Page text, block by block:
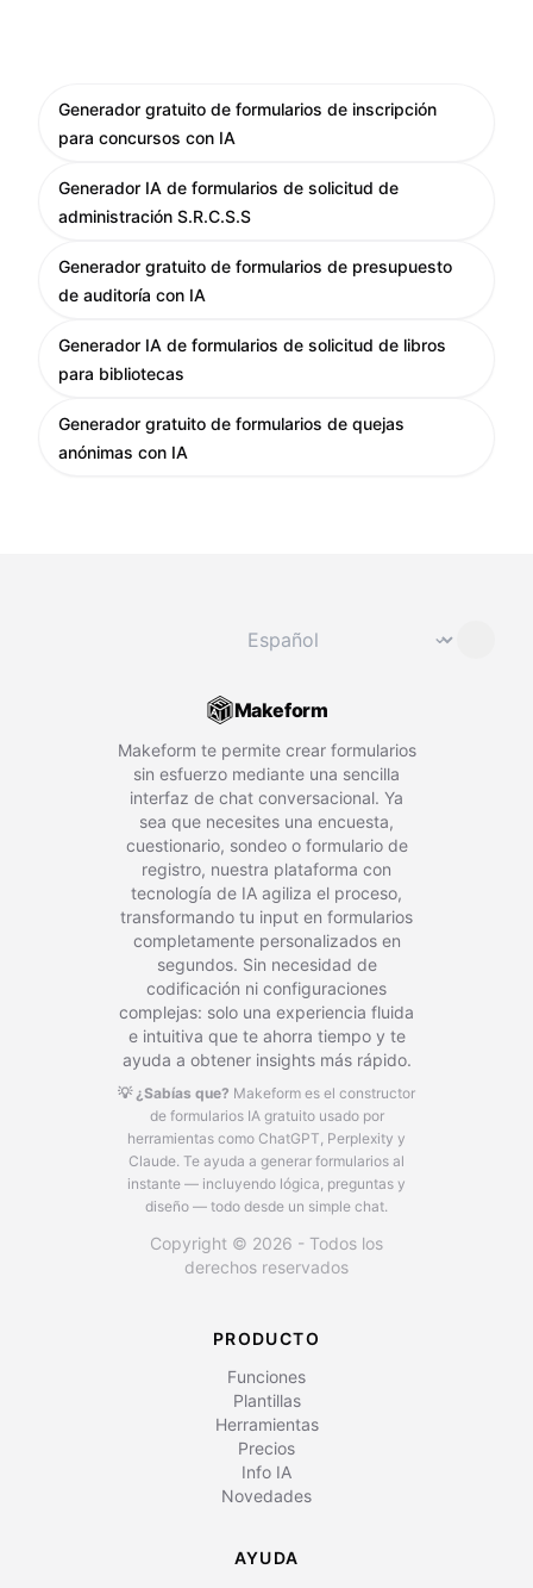
Generador gratuito de formularios de inscripción
para concursos con IA
Generador IA de formularios de solicitud de
administración S.R.C.S.S
Generador gratuito de formularios de presupuesto
de auditoría con IA
Generador IA de formularios de solicitud de libros
para bibliotecas
Generador gratuito de formularios de quejas
anónimas con IA
⌄
Makeform
Makeform te permite crear formularios
sin esfuerzo mediante una sencilla
interfaz de chat conversacional. Ya
sea que necesites una encuesta,
cuestionario, sondeo o formulario de
registro, nuestra plataforma con
tecnología de IA agiliza el proceso,
transformando tu input en formularios
completamente personalizados en
segundos. Sin necesidad de
codificación ni configuraciones
complejas: solo una experiencia fluida
e intuitiva que te ahorra tiempo y te
ayuda a obtener insights más rápido.
💡 ¿Sabías que? Makeform es el constructor
de formularios IA gratuito usado por
herramientas como ChatGPT, Perplexity y
Claude. Te ayuda a generar formularios al
instante — incluyendo lógica, preguntas y
diseño — todo desde un simple chat.
Copyright © 2026 - Todos los
derechos reservados
PRODUCTO
Funciones
Plantillas
Herramientas
Precios
Info IA
Novedades
AYUDA